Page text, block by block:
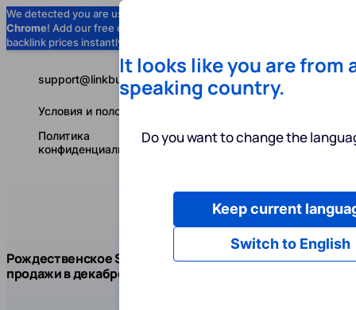
We detected you are using
Chrome! Add our free extension to check
backlink prices instantly as you browse.
Услуги
Русский
support@linkbuilder.com
Условия и положения
Политика
конфиденциальности
SEO
Рождественское SEO: повышаем видимость и
продажи в декабре
It looks like you are from
speaking country.
Do you want to change the
Switch to English
Keep current